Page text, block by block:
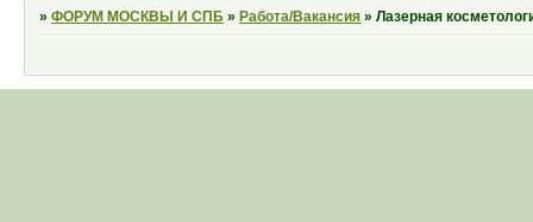
»ФОРУМ МОСКВЫ И СПБ » Работа/Вакансия »Лазерная